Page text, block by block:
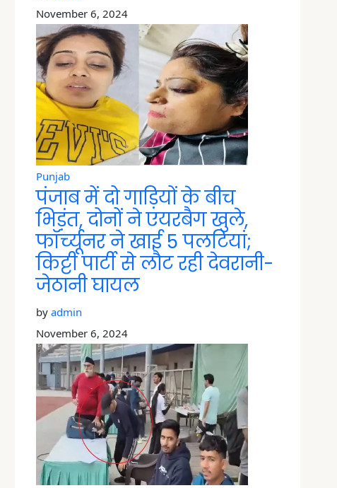
November 6, 2024
Punjab
पंजाब में दो गाड़ियों के बीच
भिड़ंत, दोनों ने एयरबैग खुले,
फॉर्च्यूनर ने खाई 5 पलटियां;
किट्टी पार्टी से लौट रही देवरानी-
जेठानी घायल
by admin
November 6, 2024